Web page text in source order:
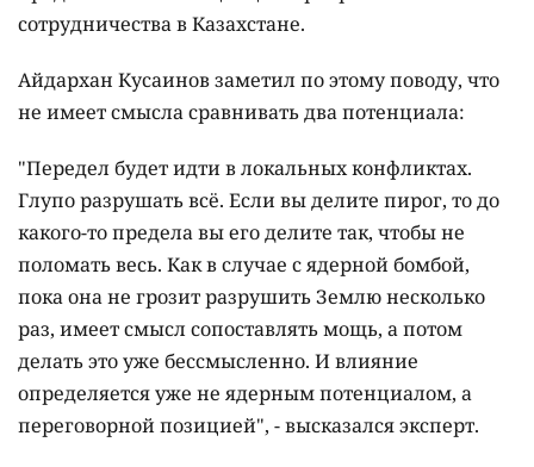
сотрудничества в Казахстане.
Айдархан Кусаинов заметил по этому поводу, что
не имеет смысла сравнивать два потенциала:
"Передел будет идти в локальных конфликтах.
Глупо разрушать всё. Если вы делите пирог, то до
какого-то предела вы его делите так, чтобы не
поломать весь. Как в случае с ядерной бомбой,
пока она не грозит разрушить Землю несколько
раз, имеет смысл сопоставлять мощь, а потом
делать это уже бессмысленно. И влияние
определяется уже не ядерным потенциалом, а
переговорной позицией", - высказался эксперт.